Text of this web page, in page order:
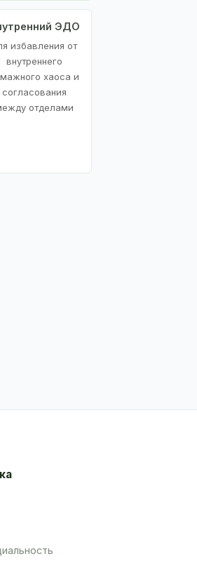
ЭДО
избавления от
внутреннего
хаоса и
согласования
отделами